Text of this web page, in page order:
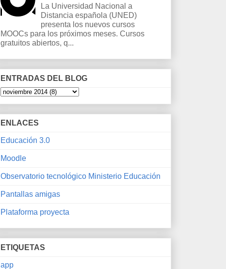
La Universidad Nacional a
Distancia española (UNED)
presenta los nuevos cursos
MOOCs para los próximos meses. Cursos
gratuitos abiertos, q...
ENTRADAS DEL BLOG
ENLACES
Educación 3.0
Moodle
Observatorio tecnológico Ministerio Educación
Pantallas amigas
Plataforma proyecta
ETIQUETAS
app